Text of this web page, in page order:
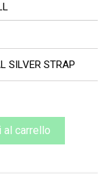
SILVER STRAP
al carrello